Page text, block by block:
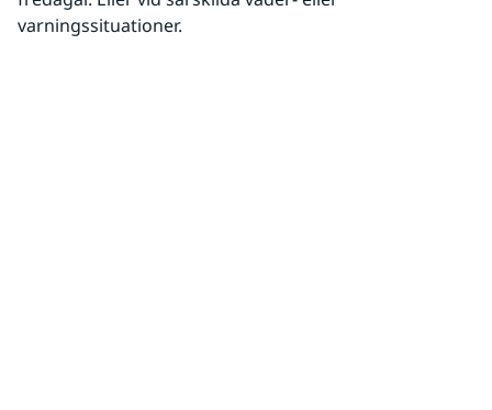
varningssituationer.